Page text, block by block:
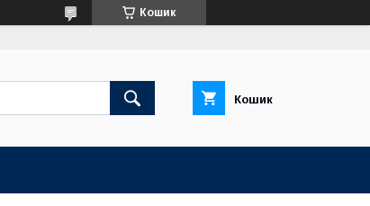
Кошик
Кошик